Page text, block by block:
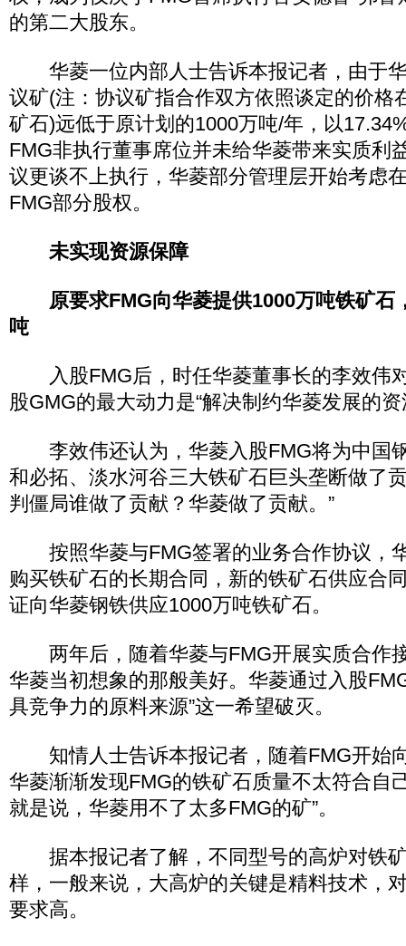
的第二大股东。
华菱一位内部人士告诉本报记者，由于
议矿(注：协议矿指合作双方依照谈定的价格
矿石)远低于原计划的1000万吨/年，以
FMG非执行董事席位并未给华菱带来实质利
议更谈不上执行，华菱部分管理层开始考虑
FMG部分股权。
未实现资源保障
原要求FMG向华菱提供1000万吨铁矿石
吨
入股FMG后，时任华菱董事长的李效伟
股GMG的最大动力是“解决制约华菱发展的
李效伟还认为，华菱入股FMG将为中国
和必拓、淡水河谷三大铁矿石巨头垄断做了
判僵局谁做了贡献？华菱做了贡献。”
按照华菱与FMG签署的业务合作协议，
购买铁矿石的长期合同，新的铁矿石供应合
证向华菱钢铁供应1000万吨铁矿石。
两年后，随着华菱与FMG开展实质合作
华菱当初想象的那般美好。华菱通过入股
具竞争力的原料来源”这一希望破灭。
知情人士告诉本报记者，随着FMG开始
华菱渐渐发现FMG的铁矿石质量不太符合自
就是说，华菱用不了太多FMG的矿”。
据本报记者了解，不同型号的高炉对铁
样，一般来说，大高炉的关键是精料技术，
要求高。